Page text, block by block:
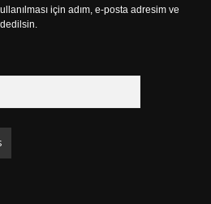
için adım, e-posta adresim ve